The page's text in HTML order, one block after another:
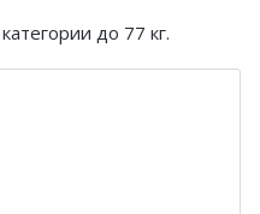
до 77 кг.